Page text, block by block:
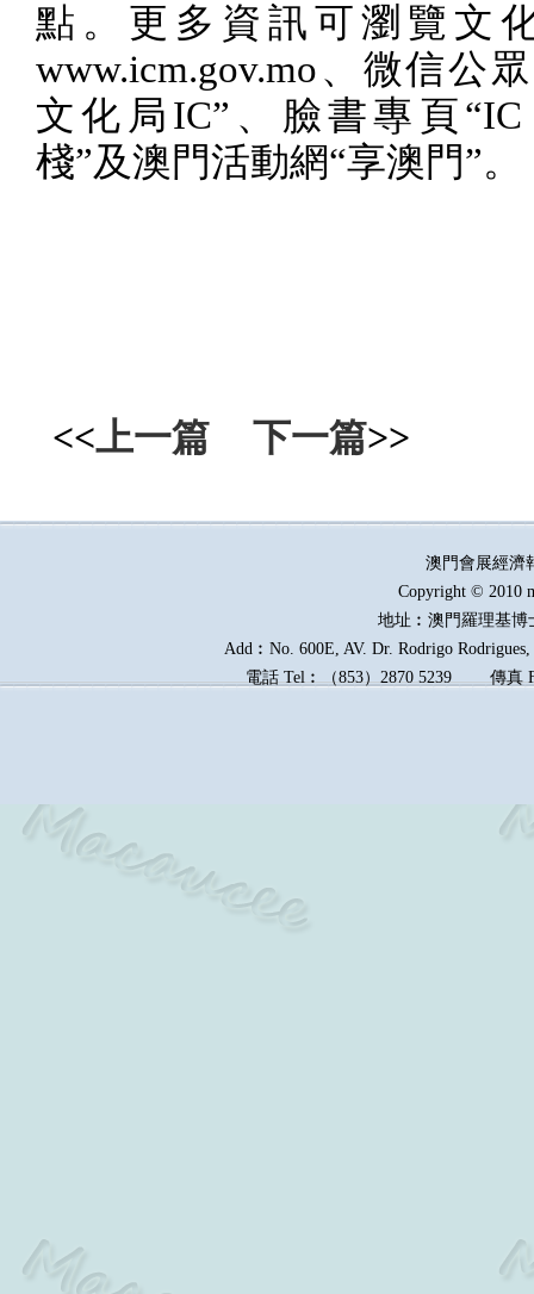
點。更多資訊可瀏覽文
www.icm.gov.mo、微信公
文化局 IC”、臉書專頁“IC
棧”及澳門活動網“享澳門”。
<<上一篇 下一篇>>
澳門會展經
Copyright © 2010
地址︰澳門羅理基博
Add︰No. 600E, AV. Dr. Rodrigo
電話 Tel︰（853）2870 5239傳真